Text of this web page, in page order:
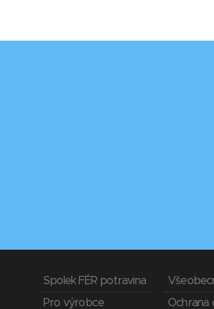
Spolek FÉR potravina
Pro výrobce
Ochrana